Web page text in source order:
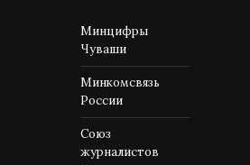
Минцифры
Чуваши
Минкомсвязь
России
Союз
журналистов